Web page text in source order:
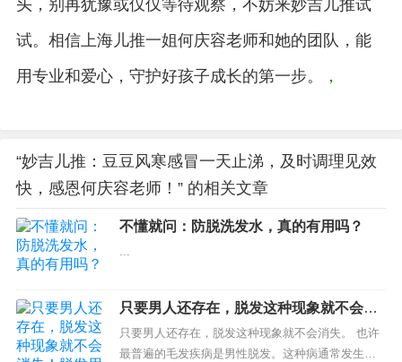
头，别再犹豫或仅仅等待观察，不妨来妙吉儿推试
试。相信上海儿推一姐何庆容老师和她的团队，能
用专业和爱心，守护好孩子成长的第一步。
，
“妙吉儿推：豆豆风寒感冒一天止涕，及时调理见效
快，感恩何庆容老师！” 的相关文章
不懂就问：防脱洗发水，真的有用吗？
...
只要男人还存在，脱发这种现象就不会消
失！脱发用生姜擦有用吗？
只要男人还存在，脱发这种现象就不会消失。 也许
最普遍的毛发疾病是男性脱发。这种病通常发生在